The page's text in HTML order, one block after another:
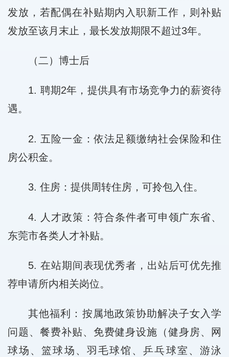
发放，若配偶在补贴期内入职新工作，则补贴
发放至该月末止，最长发放期限不超过3年。
（二）博士后
1. 聘期2年，提供具有市场竞争力的薪资待
遇。
2. 五险一金：依法足额缴纳社会保险和住
房公积金。
3. 住房：提供周转住房，可拎包入住。
4. 人才政策：符合条件者可申领广东省、
东莞市各类人才补贴。
5. 在站期间表现优秀者，出站后可优先推
荐申请所内相关岗位。
其他福利：按属地政策协助解决子女入学
问题、餐费补贴、免费健身设施（健身房、网
球场、篮球场、羽毛球馆、乒乓球室、游泳